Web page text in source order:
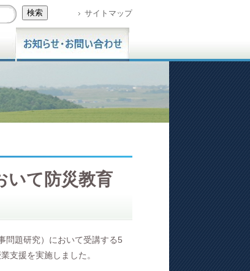
サイトマップ
いて防災教育
問題研究）において受講する5
支援を実施しました。